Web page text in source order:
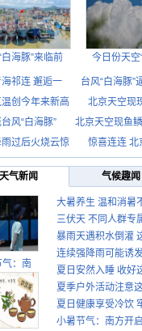
白海豚”来临前 今日份天空
祁连 邂逅一
台风“白海豚”
创今年来新高
北京天空现
风“白海豚”
北京天空现鱼
过后火烧云惊
惊喜连连 北
天气新闻 气候趣闻
：南
大暑养生 温和消暑
三伏天 不同人群专
请收好
暴雨天遇积水倒灌
示请收好
连续强降雨可能诱
这些前兆要知道
夏日安然入睡 收好
贴士
夏季户外活动注意
健身两不误
夏日健康享受冷饮
一控制”
小暑节气：南方开